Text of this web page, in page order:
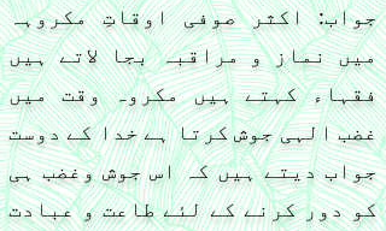
جواب: اکثر صوفی اوقاتِ مکروہہ
میں نماز و مراقبہ بجا لاتے ہیں
فقہاء کہتے ہیں مکروہ وقت میں
غضب الہی جوش کرتا ہے خدا کے دوست
جواب دیتے ہیں کہ اس جوش وغضب ہی
کو دور کرنے کے لئے طاعت و عبادت